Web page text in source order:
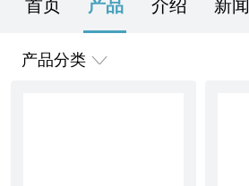
首页 产品 介绍 新闻
产品分类